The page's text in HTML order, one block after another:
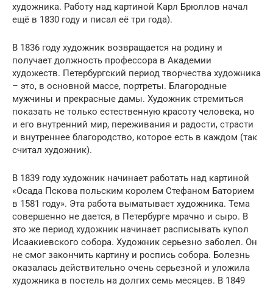
художника. Работу над картиной Карл Брюллов начал
ещё в 1830 году и писал её три года).
В 1836 году художник возвращается на родину и
получает должность профессора в Академии
художеств. Петербургский период творчества художника
– это, в основной массе, портреты. Благородные
мужчины и прекрасные дамы. Художник стремиться
показать не только естественную красоту человека, но
и его внутренний мир, переживания и радости, страсти
и внутреннее благородство, которое есть в каждом (так
считал художник).
В 1839 году художник начинает работать над картиной
«Осада Пскова польским королем Стефаном Баторием
в 1581 году». Эта работа выматывает художника. Тема
совершенно не дается, в Петербурге мрачно и сыро. В
это же период художник начинает расписывать купол
Исаакиевского собора. Художник серьезно заболел. Он
не смог закончить картину и роспись собора. Болезнь
оказалась действительно очень серьезной и уложила
художника в постель на долгих семь месяцев. В 1849